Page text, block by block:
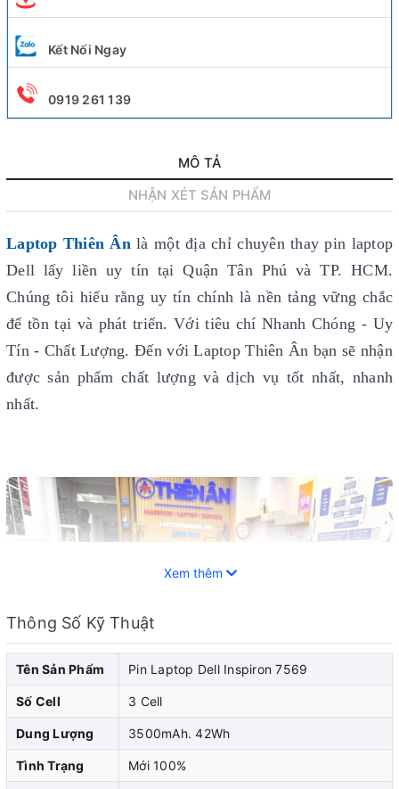
Kết Nối Ngay
0919 261 139
MÔ TẢ
NHẬN XÉT SẢN PHẨM
Laptop Thiên Ân là một địa chỉ chuyên thay pin laptop
Dell lấy liền uy tín tại Quận Tân Phú và TP. HCM.
Chúng tôi hiểu rằng uy tín chính là nền tảng vững chắc
để tồn tại và phát triển. Với tiêu chí Nhanh Chóng - Uy
Tín - Chất Lượng. Đến với Laptop Thiên Ân bạn sẽ nhận
được sản phẩm chất lượng và dịch vụ tốt nhất, nhanh
nhất.
Xem thêm
Thông Số Kỹ Thuật
Tên Sản Phẩm Pin Laptop Dell Inspiron 7569
Số Cell 3 Cell
Dung Lượng 3500mAh. 42Wh
Tình Trạng Mới 100%